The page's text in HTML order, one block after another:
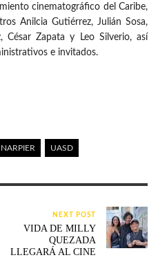
cinematográfico del Caribe,
Anilcia Gutiérrez, Julián Sosa,
César Zapata y Leo Silverio, así
e invitados.
UASD
NEXT POST
VIDA DE MILLY
QUEZADA
LLEGARÁ AL CINE